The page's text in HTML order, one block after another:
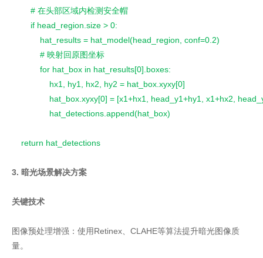
# 在头部区域内检测安全帽
if head_region.size > 0:
hat_results = hat_model(head_region, conf=0.2)
# 映射回原图坐标
for hat_box in hat_results[0].boxes:
hx1, hy1, hx2, hy2 = hat_box.xyxy[0]
hat_box.xyxy[0] = [x1+hx1, head_y1+hy1, x1+hx2,
hat_detections.append(hat_box)
return hat_detections
3. 暗光场景解决方案
关键技术
图像预处理增强：使用Retinex、CLAHE等算法提升暗光图像质
量。